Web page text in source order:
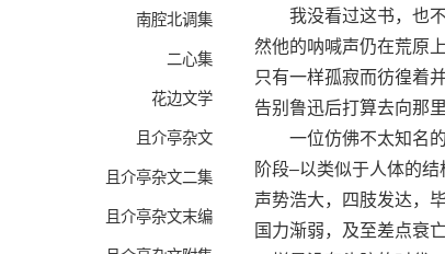
南腔北调集
二心集
花边文学
且介亭杂文
且介亭杂文二集
且介亭杂文末编
我没看过这书，也不
然他的呐喊声仍在荒原
只有一样孤寂而彷徨着
告别鲁迅后打算去向那
一位仿佛不太知名的
阶段–以类似于人体的
声势浩大，四肢发达，
国力渐弱，及至差点衰